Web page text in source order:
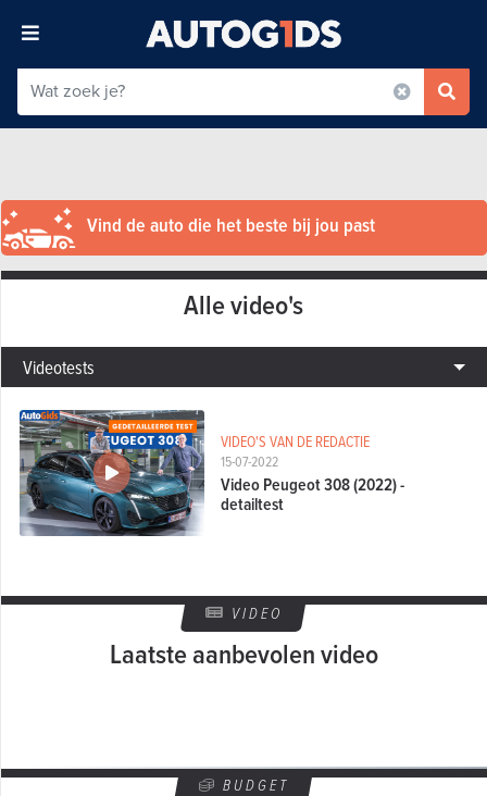
Vind de auto die het beste bij jou past
Alle video's
Videotests
VIDEO'S VAN DE REDACTIE
15-07-2022
Video Peugeot 308 (2022) -
detailtest
VIDEO
Laatste aanbevolen video
BUDGET